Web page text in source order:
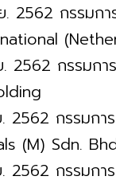
2562 กรรมก
2562 กรรมกา
2562 กรรมก
(M) Sdn.
2562 กรรมก